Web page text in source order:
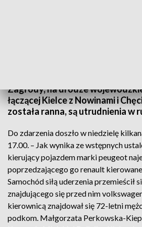
Zagrody, na drodze
łączącej Kielce z Nowinami i
została ranna, są utrudnienia w
Do zdarzenia doszło w niedzielę
17.00. – Jak wynika ze wstępnych
kierujący pojazdem marki peugeot
poprzedzającego go renault
Samochód siłą uderzenia przemieścił
znajdującego się przed nim
kierownicą znajdował się 72-letni
podkom. Małgorzata Perkowska-